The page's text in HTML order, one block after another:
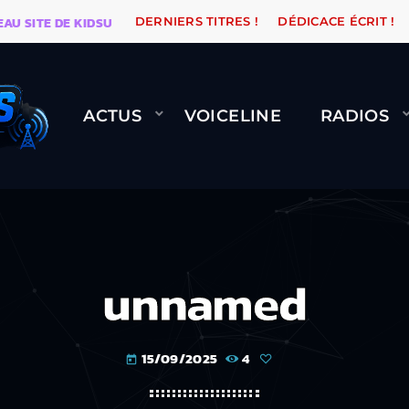
DE KIDSUNE WARÉTRO ORANGE ROAD QUI
DERNIERS TITRES ! DÉDICACE ÉCRIT !
ACTUS VOICELINE RADIOS
unnamed
today 15/09/2025 4